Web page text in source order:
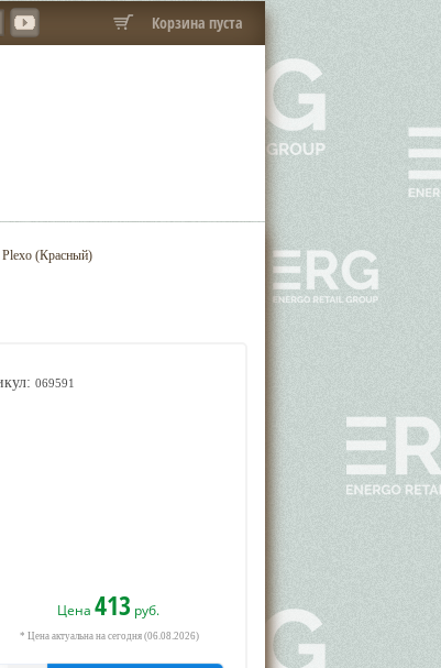
Корзина пуста
Plexo (Красный)
069591
Цена 413 руб.
* Цена актуальна на сегодня (06.08.2026)